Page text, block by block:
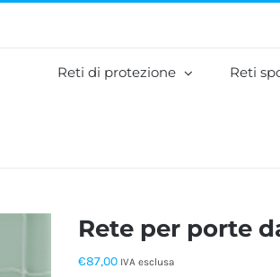
Reti di protezione Reti
Rete per porte
€87,00 IVA esclusa